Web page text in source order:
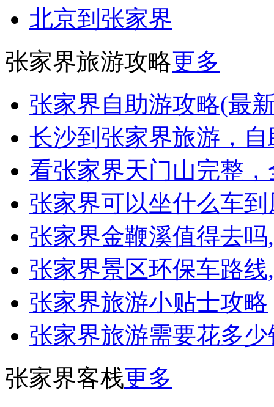
北京到张家界
张家界旅游攻略更多
张家界自助游攻略(最
长沙到张家界旅游，
看张家界天门山完整
张家界可以坐什么车
张家界金鞭溪值得去
张家界景区环保车路
张家界旅游小贴士攻略
张家界旅游需要花多
张家界客栈更多